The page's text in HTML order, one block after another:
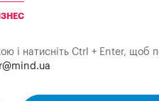
і натисніть Ctrl + Enter, щоб